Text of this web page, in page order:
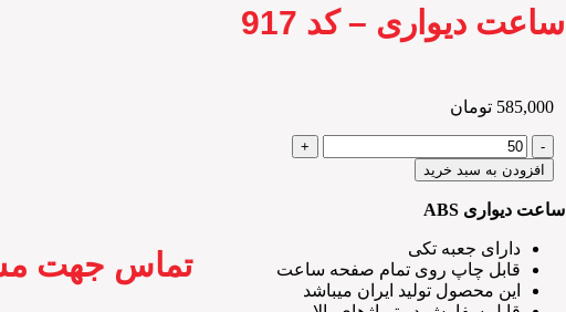
ساعت دیواری – کد 917
585,000 تومان
افزودن به سبد خرید
ساعت دیواری ABS
دارای جعبه تکی
قابل چاپ روی تمام صفحه ساعت
این محصول تولید ایران میباشد
تماس جهت